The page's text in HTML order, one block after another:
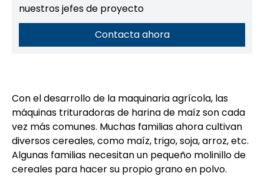
nuestros jefes de proyecto
Contacta ahora
Con el desarrollo de la maquinaria agrícola, las
máquinas trituradoras de harina de maíz son cada
vez más comunes. Muchas familias ahora cultivan
diversos cereales, como maíz, trigo, soja, arroz, etc.
Algunas familias necesitan un pequeño molinillo de
cereales para hacer su propio grano en polvo.